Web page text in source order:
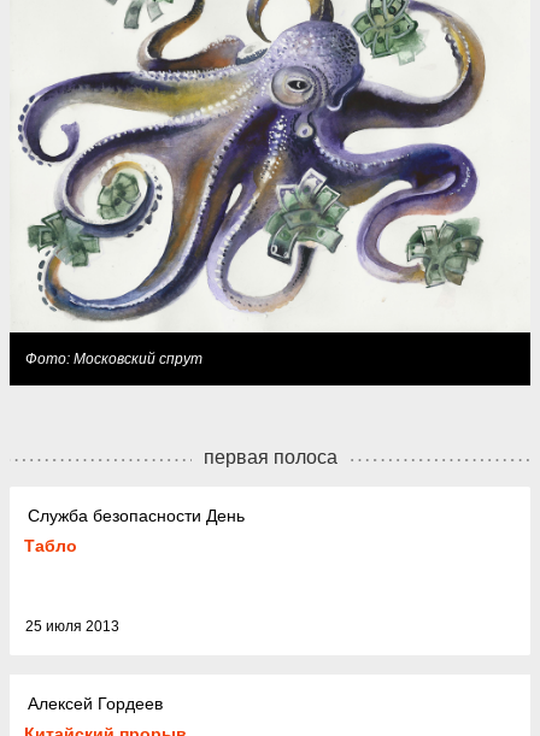
Фото: Московский спрут
первая полоса
Служба безопасности День
Табло
25 июля 2013
Алексей Гордеев